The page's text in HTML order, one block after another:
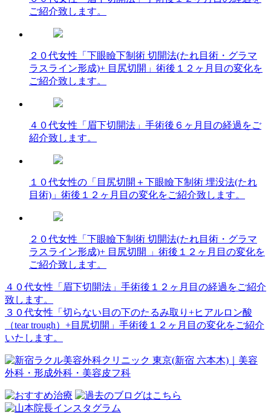
ご紹介致します。
２０代女性「下眼瞼下制術 切開法(たれ目術・グラマ
ラスライン形成)+ 目尻切開」術後１２ヶ月目の変化を
ご紹介致します。
４０代女性「眉下切開法」手術後６ヶ月目の経過をご
紹介致します。
１０代女性の「目尻切開＋下眼瞼下制術 埋没法(たれ
目術)」術後１２ヶ月目の変化をご紹介致します。
２０代女性「下眼瞼下制術 切開法(たれ目術・グラマ
ラスライン形成)+ 目尻切開 」術後１２ヶ月目の変化を
ご紹介致します。
投
稿
ナ
ゲ
ー
シ
４０代女性「眉下切開法」手術後１２ヶ月目の経過をご紹介
致します。
３０代女性「切らない目の下のたるみ取り+ヒアルロン酸
（tear trough）+目尻切開」手術後１２ヶ月目の変化をご紹介
いたします。